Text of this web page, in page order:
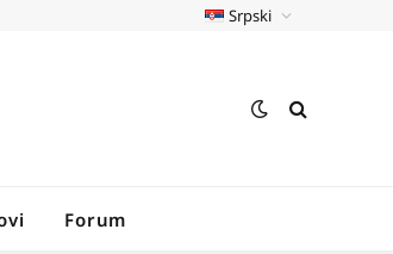
Srpski
Forum